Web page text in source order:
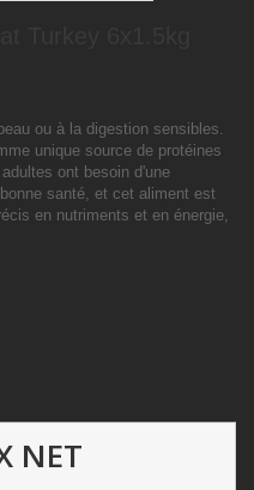
ou à la digestion sensibles.
unique source de protéines
ont besoin d'une
santé, et cet aliment est
en nutriments et en énergie,
NET